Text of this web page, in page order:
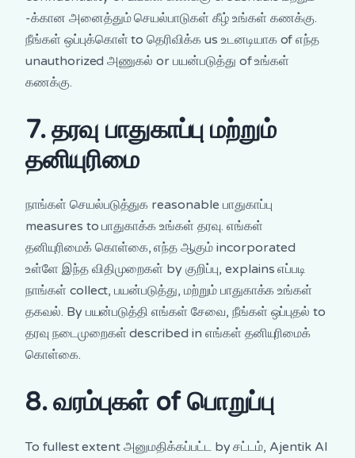
-க்கான அனைத்தும் செயல்பாடுகள் கீழ் உங்கள் கணக்கு.
நீங்கள் ஒப்புக்கொள் to தெரிவிக்க us உடனடியாக of எந்த
unauthorized அணுகல் or பயன்படுத்து of உங்கள்
கணக்கு.
7. தரவு பாதுகாப்பு மற்றும்
தனியுரிமை
நாங்கள் செயல்படுத்துக reasonable பாதுகாப்பு
measures to பாதுகாக்க உங்கள் தரவு. எங்கள்
தனியுரிமைக் கொள்கை, எந்த ஆகும் incorporated
உள்ளே இந்த விதிமுறைகள் by குறிப்பு, explains எப்படி
நாங்கள் collect, பயன்படுத்து, மற்றும் பாதுகாக்க உங்கள்
தகவல். By பயன்படுத்தி எங்கள் சேவை, நீங்கள் ஒப்புதல் to
தரவு நடைமுறைகள் described in எங்கள் தனியுரிமைக்
கொள்கை.
8. வரம்புகள் of பொறுப்பு
To fullest extent அனுமதிக்கப்பட்ட by சட்டம், Ajentik AI